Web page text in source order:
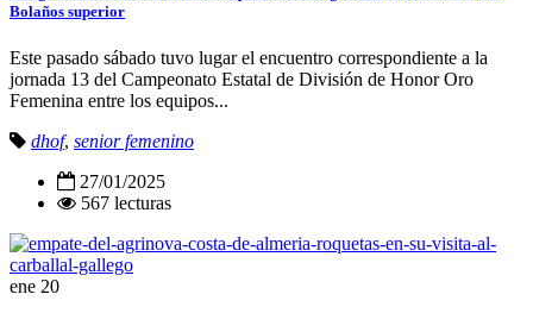
Bolaños superior
Este pasado sábado tuvo lugar el encuentro correspondiente a la
jornada 13 del Campeonato Estatal de División de Honor Oro
Femenina entre los equipos...
dhof, senior femenino
27/01/2025
567 lecturas
ene 20